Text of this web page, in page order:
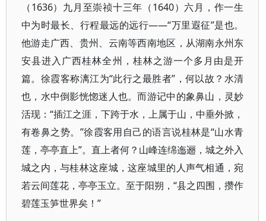
（1636）九月至崇祯十三年（1640）六月，作一生
中为时最长、行程最远的远行——“万里遐征”是也。
他游走广西、贵州、云南等西南地区，从湖南永州东
安县进入广西桂林全州，桂林之游一个多月由是开
篇。徐霞客称漓江为“此行之最胜者”，何以故？水清
也，水中倒影恍惚迷人也。而游记中的象鼻山，灵妙
活现：“插江之涯，下跨于水，上属于山，中垂外掀，
有卷鼻之势。”徐霞客用自己的语言说桂林是“山水青
莲，亭亭直上”。直上者何？山峰连绵迤逦，城之外入
城之内，与桂林这座城，这座城里的人声气相通，宛
若云间莲花，亭亭玉立。至于阳朔，“县之四围，攒作
碧莲玉笋世界矣！”